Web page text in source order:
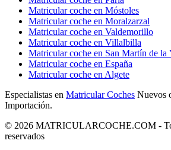
Matricular coche en Móstoles
Matricular coche en Moralzarzal
Matricular coche en Valdemorillo
Matricular coche en Villalbilla
Matricular coche en San Martín de la
Matricular coche en España
Matricular coche en Algete
Especialistas en Matricular Coches Nuevos
Importación.
© 2026 MATRICULARCOCHE.COM -
reservados